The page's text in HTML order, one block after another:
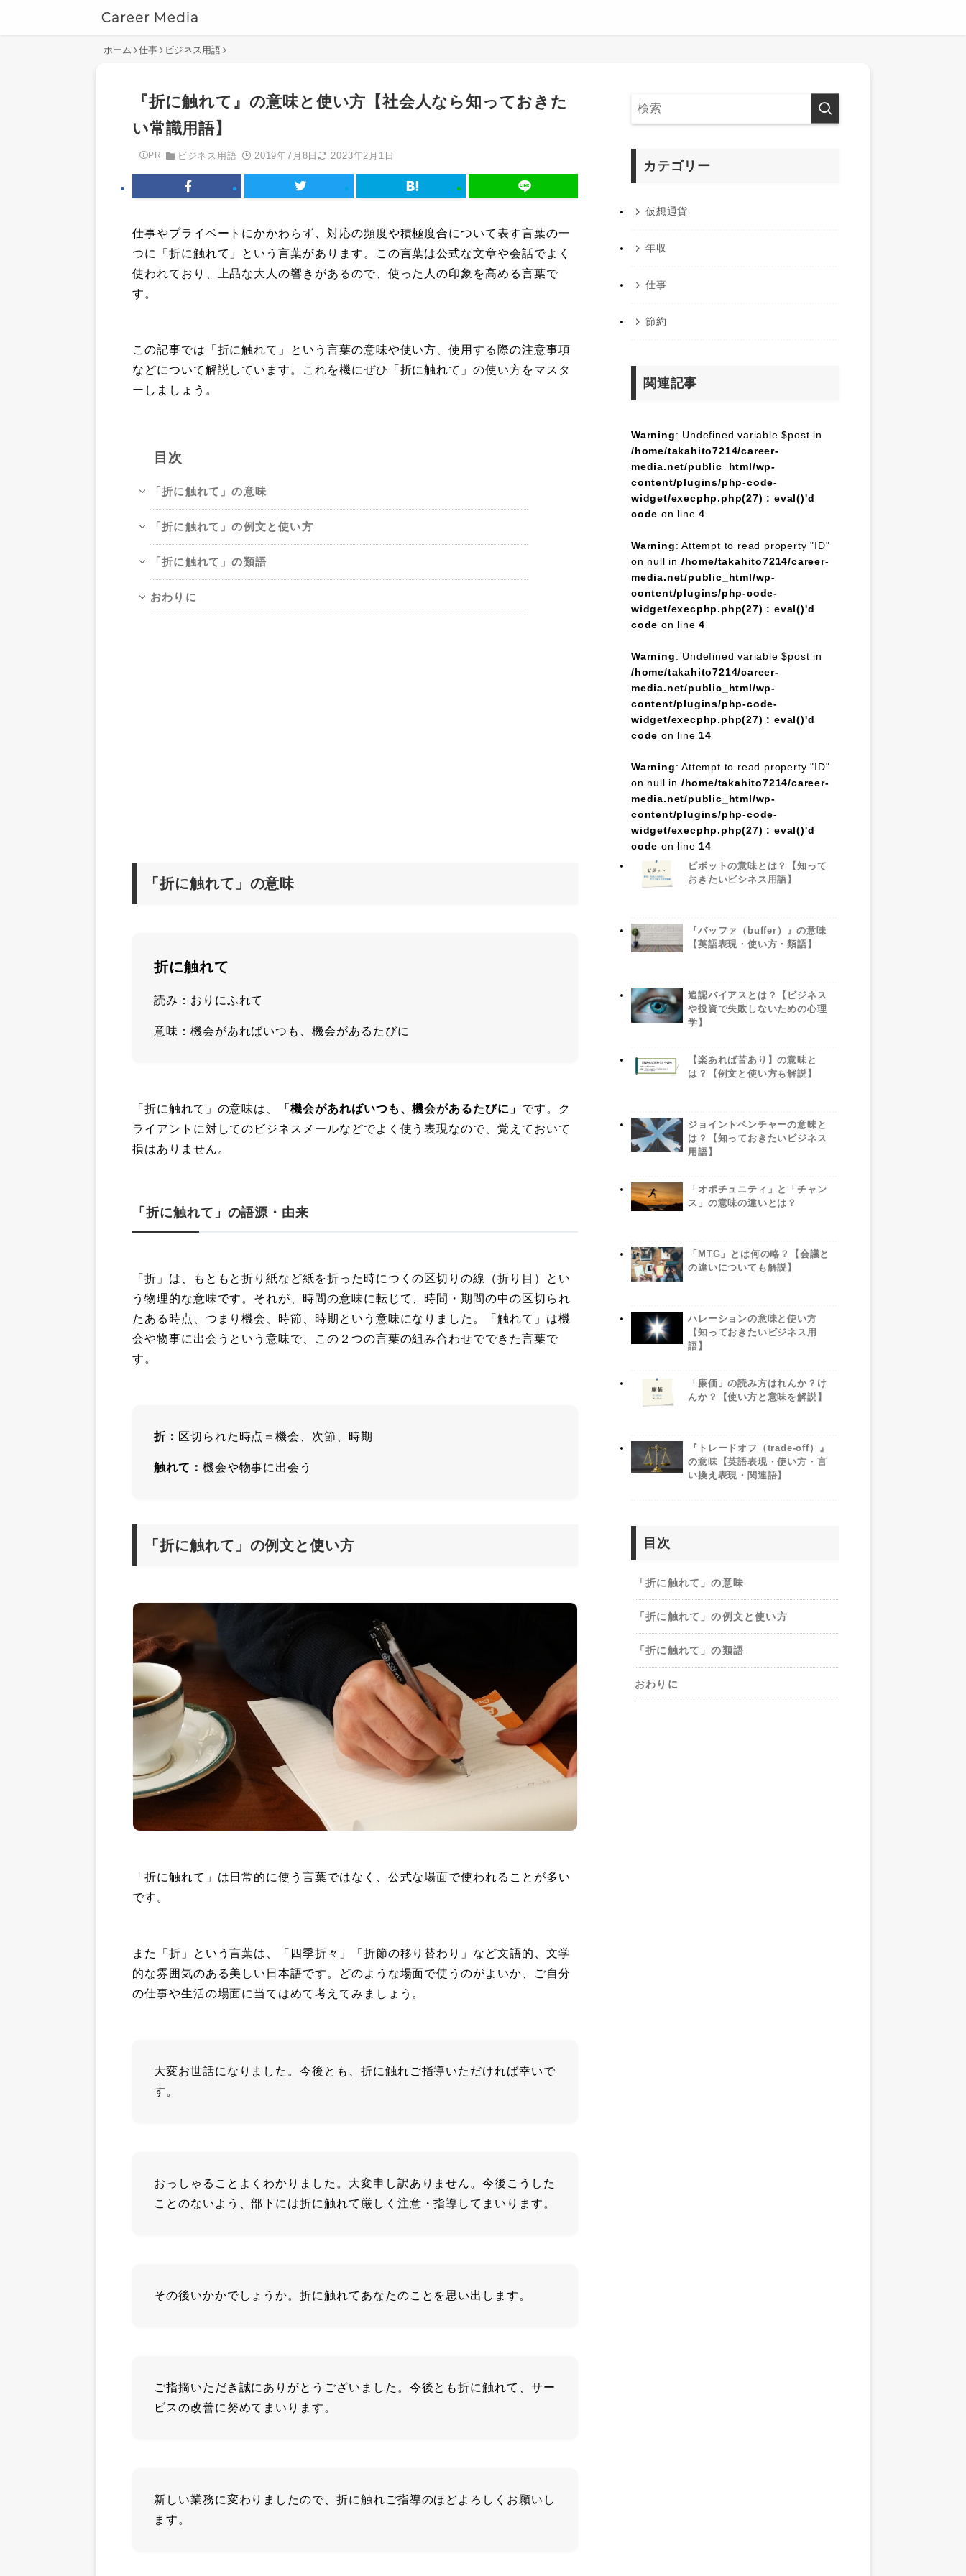
ホーム 仕事 ビジネス用語
『折に触れて』の意味と使い方【社会人なら知っておきた
い常識用語】
PR ビジネス用語 2019年7月8日 2023年2月1日
仕事やプライベートにかかわらず、対応の頻度や積極度合について表す言葉の一
つに「折に触れて」という言葉があります。この言葉は公式な文章や会話でよく
使われており、上品な大人の響きがあるので、使った人の印象を高める言葉で
す。
この記事では「折に触れて」という言葉の意味や使い方、使用する際の注意事項
などについて解説しています。これを機にぜひ「折に触れて」の使い方をマスタ
ーしましょう。
目次
「折に触れて」の意味
「折に触れて」の例文と使い方
「折に触れて」の類語
おわりに
「折に触れて」の意味
折に触れて
読み：おりにふれて
意味：機会があればいつも、機会があるたびに
「折に触れて」の意味は、 「機会があればいつも、機会があるたびに」 です。ク
ライアントに対してのビジネスメールなどでよく使う表現なので、覚えておいて
損はありません。
「折に触れて」の語源・由来
「折」は、もともと折り紙など紙を折った時につくの区切りの線（折り目）とい
う物理的な意味です。それが、時間の意味に転じて、時間・期間の中の区切られ
たある時点、つまり機会、時節、時期という意味になりました。「触れて」は機
会や物事に出会うという意味で、この２つの言葉の組み合わせでできた言葉で
す。
折： 区切られた時点＝機会、次節、時期
触れて： 機会や物事に出会う
「折に触れて」の例文と使い方
「折に触れて」は日常的に使う言葉ではなく、公式な場面で使われることが多い
です。
また「折」という言葉は、「四季折々」「折節の移り替わり」など文語的、文学
的な雰囲気のある美しい日本語です。どのような場面で使うのがよいか、ご自分
の仕事や生活の場面に当てはめて考えてみましょう。
大変お世話になりました。今後とも、折に触れご指導いただければ幸いで
す。
おっしゃることよくわかりました。大変申し訳ありません。今後こうした
ことのないよう、部下には折に触れて厳しく注意・指導してまいります。
その後いかかでしょうか。折に触れてあなたのことを思い出します。
ご指摘いただき誠にありがとうございました。今後とも折に触れて、サー
ビスの改善に努めてまいります。
新しい業務に変わりましたので、折に触れご指導のほどよろしくお願いし
ます。
カテゴリー
仮想通貨
年収
仕事
節約
関連記事
Warning: Undefined variable $post in
/home/takahito7214/career-
media.net/public_html/wp-
content/plugins/php-code-
widget/execphp.php(27) : eval()'d
code on line4
Warning: Attempt to read property "ID"
on null in /home/takahito7214/career-
media.net/public_html/wp-
content/plugins/php-code-
widget/execphp.php(27) : eval()'d
code on line4
Warning: Undefined variable $post in
/home/takahito7214/career-
media.net/public_html/wp-
content/plugins/php-code-
widget/execphp.php(27) : eval()'d
code on line 14
Warning: Attempt to read property "ID"
on null in /home/takahito7214/career-
media.net/public_html/wp-
content/plugins/php-code-
widget/execphp.php(27) : eval()'d
code on line 14
ピボットの意味とは？【知って
おきたいビシネス用語】
『バッファ（buffer）』の意味
【英語表現・使い方・類語】
追認バイアスとは？【ビジネス
や投資で失敗しないための心理
学】
【楽あれば苦あり】の意味と
は？【例文と使い方も解説】
ジョイントベンチャーの意味と
は？【知っておきたいビジネス
用語】
「オポチュニティ」と「チャン
ス」の意味の違いとは？
「MTG」とは何の略？【会議と
の違いについても解説】
ハレーションの意味と使い方
【知っておきたいビジネス用
語】
「廉価」の読み方はれんか？け
んか？【使い方と意味を解説】
『トレードオフ（trade-off）』
の意味【英語表現・使い方・言
い換え表現・関連語】
目次
「折に触れて」の意味
「折に触れて」の例文と使い方
「折に触れて」の類語
おわりに